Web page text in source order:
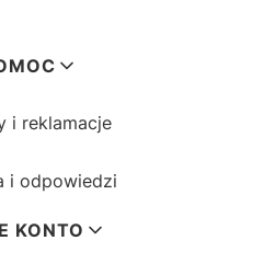
i reklamacje
i odpowiedzi
KONTO